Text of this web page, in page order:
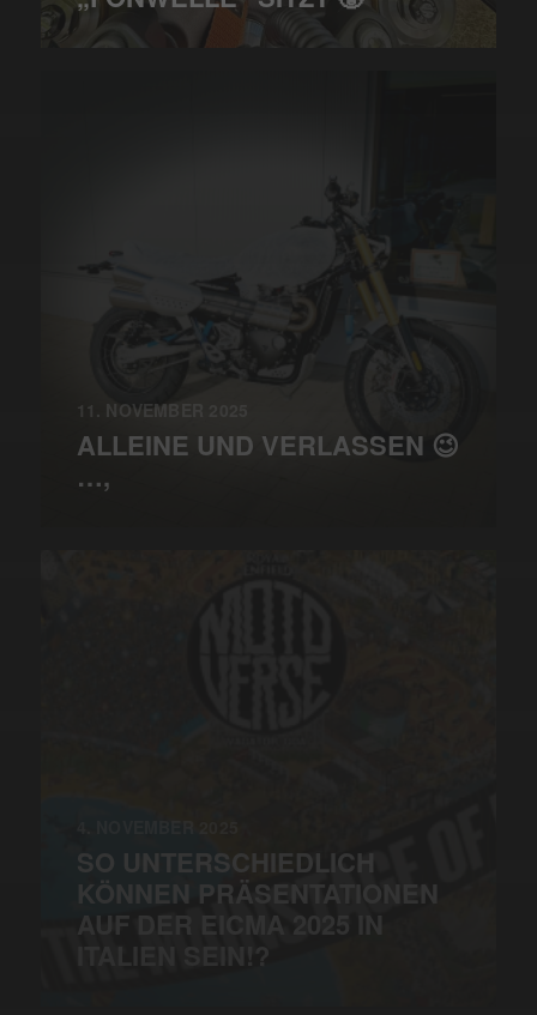
11. NOVEMBER 2025
ALLEINE UND VERLASSEN 😉
…,
SO UNTERSCHIEDLICH
KÖNNEN PRÄSENTATIONEN
AUF DER EICMA 2025 IN